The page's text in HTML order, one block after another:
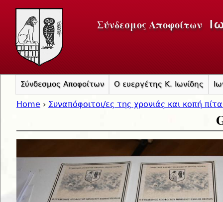
Σύνδεσμος Αποφοίτων
Home › Συναπόφοιτοι/ες της χρονιάς και κοπή
Σύνδεσμος Αποφοίτων Ο ευεργέτης Κ. Ιωνίδης